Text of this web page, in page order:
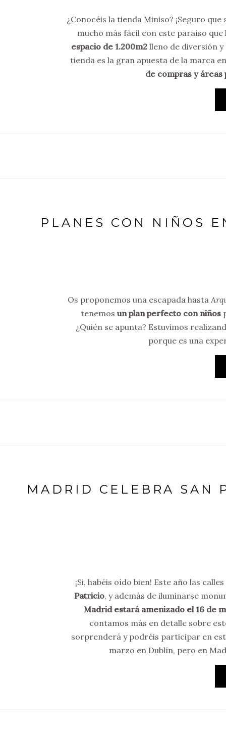
¿Conocéis la tienda Miniso? ¡Seguro
mucho más fácil con este paraíso
espacio de 1.200m2lleno de diversión y
tienda es la gran apuesta de la marca
de compras y
PLANES CON NIÑOS
Os proponemos una escapada hasta
tenemos un plan perfecto con niños
¿Quién se apunta? Estuvimos
porque es una
MADRID CELEBRA SAN
¡Si, habéis oído bien! Este año las
Patricio, y además de iluminarse
Madrid estará amenizado el 16 de
contamos más en detalle sobre
sorprenderá y podréis participar en
marzo en Dublín, pero en